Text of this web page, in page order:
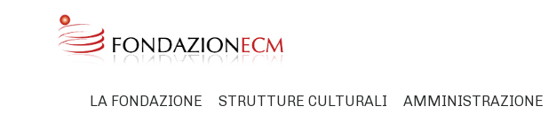
LA FONDAZIONE STRUTTURE CULTURALI AMMINISTRAZIONE